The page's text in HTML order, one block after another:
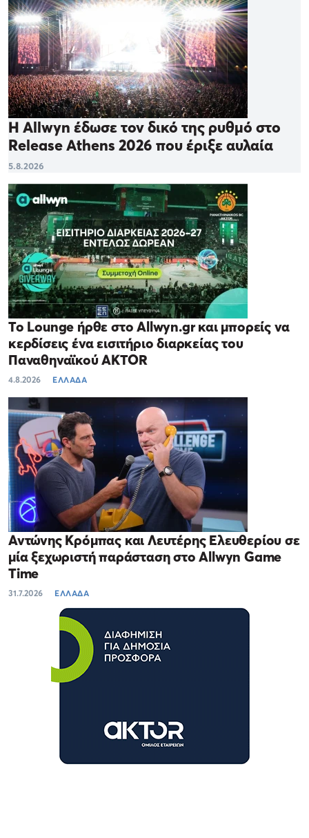
Η Allwyn έδωσε τον δικό της ρυθμό στο
Release Athens 2026 που έριξε αυλαία
5.8.2026
Το Lounge ήρθε στο Allwyn.gr και μπορείς να
κερδίσεις ένα εισιτήριο διαρκείας του
Παναθηναϊκού AKTOR
4.8.2026 ΕΛΛΑΔΑ
Αντώνης Κρόμπας και Λευτέρης Ελευθερίου σε
μία ξεχωριστή παράσταση στο Allwyn Game
Time
31.7.2026 ΕΛΛΑΔΑ